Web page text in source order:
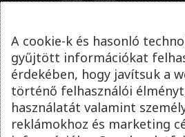
A cookie-k és hasonló
gyűjtött információkat
érdekében, hogy javítsuk a
történő felhasználói
használatát valamint
reklámokhoz és marketing